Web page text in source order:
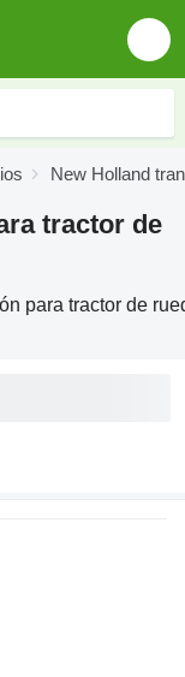
New Holland
tractor de
para tractor de